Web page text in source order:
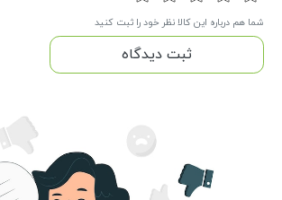
شما هم درباره این کالا نظر خود را ثبت کنید
ثبت دیدگاه